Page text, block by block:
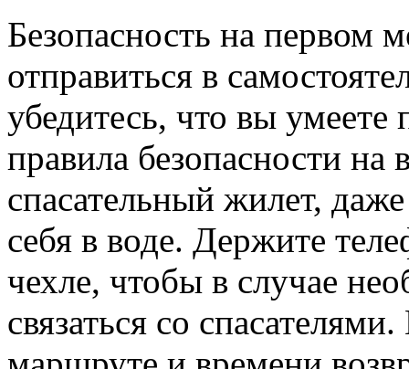
Безопасность на первом
отправиться в
убедитесь, что вы умеете
правила безопасности на
спасательный жилет,
себя в воде. Держите
чехле, чтобы в случае
связаться со